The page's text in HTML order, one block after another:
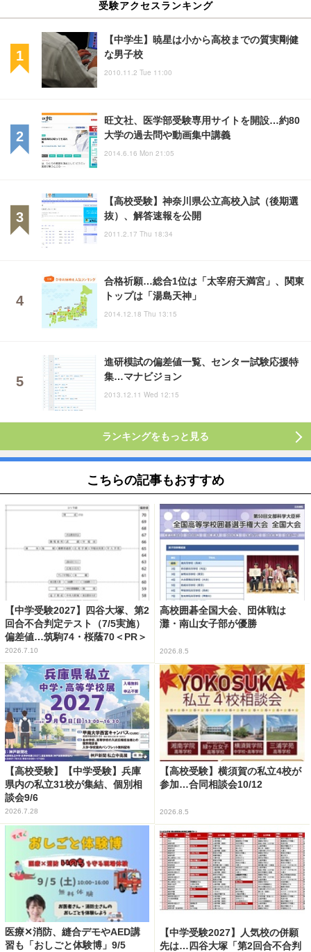
受験アクセスランキング
【中学生】暁星は小から高校までの質実剛健
な男子校
2010.11.2 Tue 11:00
旺文社、医学部受験専用サイトを開設…約80
大学の過去問や動画集中講義
2014.6.16 Mon 21:05
【高校受験】神奈川県公立高校入試（後期選
抜）、解答速報を公開
2011.2.17 Thu 18:34
合格祈願…総合1位は「太宰府天満宮」、関東
トップは「湯島天神」
2014.12.18 Thu 13:15
進研模試の偏差値一覧、センター試験応援特
集…マナビジョン
2013.12.11 Wed 12:15
ランキングをもっと見る
こちらの記事もおすすめ
【中学受験2027】四谷大塚、第2
回合不合判定テスト（7/5実施）
偏差値…筑駒74・桜蔭70＜PR＞
2026.7.10
高校囲碁全国大会、団体戦は
灘・南山女子部が優勝
2026.8.5
【高校受験】【中学受験】兵庫
県内の私立31校が集結、個別相
談会9/6
2026.7.28
【高校受験】横須賀の私立4校が
参加…合同相談会10/12
2026.8.5
医療✕消防、縫合デモやAED講
習も「おしごと体験博」9/5
【中学受験2027】人気校の併願
先は…四谷大塚「第2回合不合判